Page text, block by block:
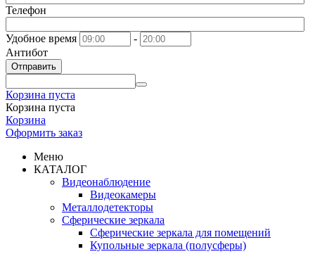
Телефон
Удобное время
-
Антибот
Отправить
Корзина пуста
Корзина пуста
Корзина
Оформить заказ
Меню
КАТАЛОГ
Видеонаблюдение
Видеокамеры
Металлодетекторы
Сферические зеркала
Сферические зеркала для помещений
Купольные зеркала (полусферы)